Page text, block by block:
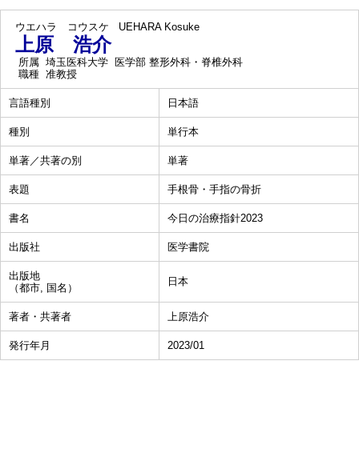
ウエハラ コウスケ UEHARA Kosuke
上原 浩介
所属 埼玉医科大学 医学部 整形外科・脊椎外科
職種 准教授
言語種別 日本語
種別 単行本
単著／共著の別 単著
表題 手根骨・手指の骨折
書名 今日の治療指針2023
出版社 医学書院
出版地
（都市, 国名）
日本
著者・共著者 上原浩介
発行年月 2023/01